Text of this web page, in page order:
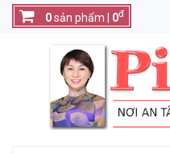
0sản phẩm | 0đ